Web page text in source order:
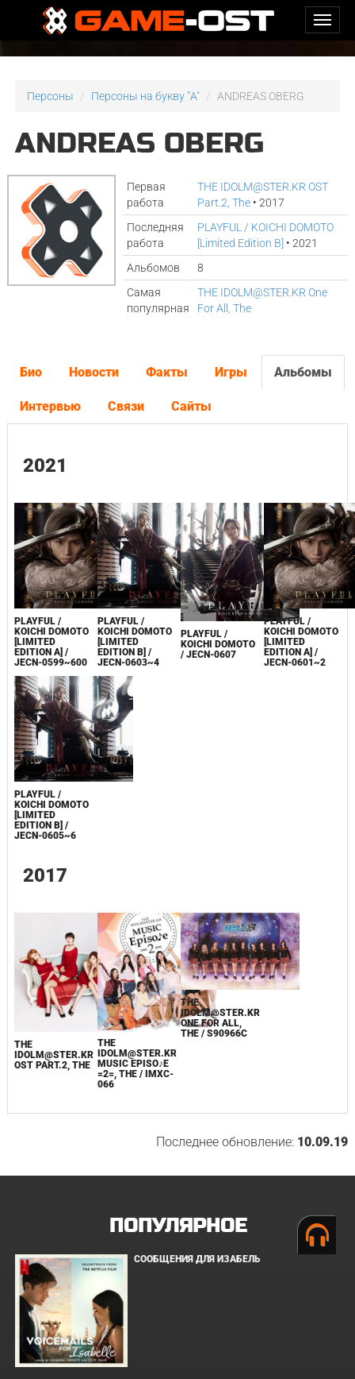
Персоны Персоны на букву "A" ANDREAS OBERG
ANDREAS OBERG
Первая
работа
THE IDOLM@STER.KR OST
Part.2, The • 2017
Последняя
работа
PLAYFUL / KOICHI DOMOTO
[Limited Edition B] • 2021
Альбомов
8
Самая
популярная
THE IDOLM@STER.KR One
For All, The
Био Новости Факты Игры Альбомы
Интервью Связи Сайты
2021
PLAYFUL /
KOICHI DOMOTO
[LIMITED
EDITION A] /
JECN-0599~600
PLAYFUL /
KOICHI DOMOTO
[LIMITED
EDITION B] /
JECN-0603~4
PLAYFUL /
KOICHI DOMOTO
/ JECN-0607
PLAYFUL /
KOICHI DOMOTO
[LIMITED
EDITION A] /
JECN-0601~2
PLAYFUL /
KOICHI DOMOTO
[LIMITED
EDITION B] /
JECN-0605~6
2017
THE
IDOLM@STER.KR
OST PART.2, THE
THE
IDOLM@STER.KR
MUSIC EPISO♪E
=2=, THE / IMXC-
066
THE
IDOLM@STER.KR
ONE FOR ALL,
THE / S90966C
Последнее обновление: 10.09.19
ПОПУЛЯРНОЕ
СООБЩЕНИЯ ДЛЯ ИЗАБЕЛЬ